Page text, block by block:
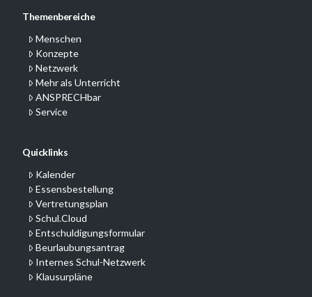
Themenbereiche
Menschen
Konzepte
Netzwerk
Mehr als Unterricht
ANSPRECHbar
Service
Quicklinks
Kalender
Essensbestellung
Vertretungsplan
Schul.Cloud
Entschuldigungsformular
Beurlaubungsantrag
Internes Schul-Netzwerk
Klausurpläne